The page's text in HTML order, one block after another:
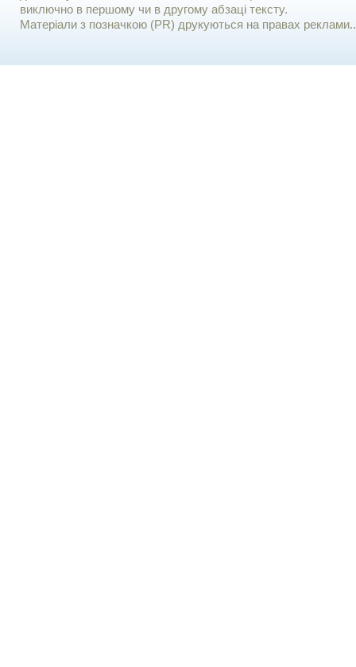
виключно в першому чи в другому абзаці тексту.
Матеріали з позначкою (PR) друкуються на правах реклами..